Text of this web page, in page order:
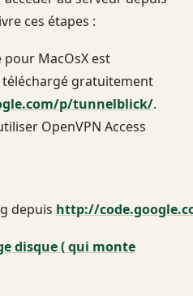
ces étapes :
MacOsX est
gratuitement
p/tunnelblick/.
OpenVPN Access
depuis http://
disque ( qui monte